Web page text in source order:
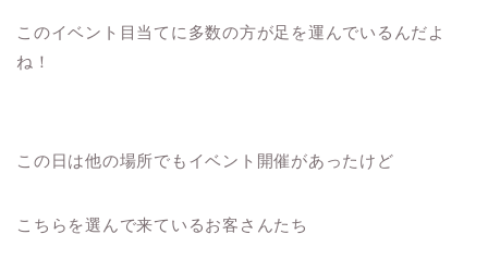
このイベント目当てに多数の方が足を運んでいるんだよ
ね！
この日は他の場所でもイベント開催があったけど
こちらを選んで来ているお客さんたち